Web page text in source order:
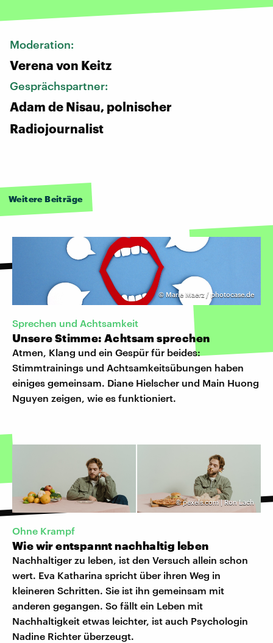
Moderation:
Verena von Keitz
Gesprächspartner:
Adam de Nisau, polnischer
Radiojournalist
Weitere Beiträge
© Marie Maerz / photocase.de
Sprechen und Achtsamkeit
Unsere Stimme: Achtsam sprechen
Atmen, Klang und ein Gespür für beides:
Stimmtrainings und Achtsamkeitsübungen haben
einiges gemeinsam. Diane Hielscher und Main Huong
Nguyen zeigen, wie es funktioniert.
©pexels.com | Ron Lach
Ohne Krampf
Wie wir entspannt nachhaltig leben
Nachhaltiger zu leben, ist den Versuch allein schon
wert. Eva Katharina spricht über ihren Weg in
kleineren Schritten. Sie ist ihn gemeinsam mit
anderen gegangen. So fällt ein Leben mit
Nachhaltigkeit etwas leichter, ist auch Psychologin
Nadine Richter überzeugt.